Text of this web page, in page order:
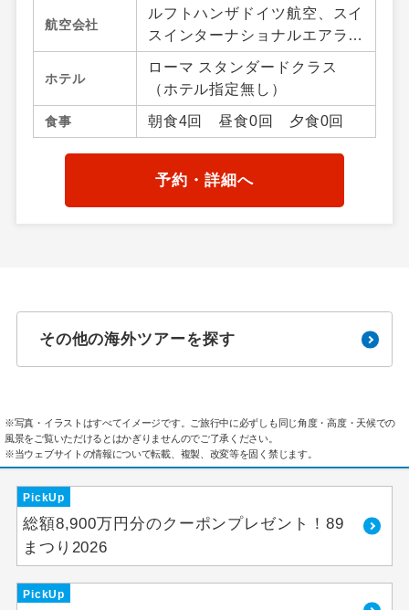
航空会社
ルフトハンザドイツ航空、スイ
スインターナショナルエアライ
ンズ、オーストリア航空
ホテル
ローマ スタンダードクラス
（ホテル指定無し）
食事 朝食4回 昼食0回 夕食0回
予約・詳細へ
その他の海外ツアーを探す
※写真・イラストはすべてイメージです。ご旅行中に必ずしも同じ角度・高度・天候での
風景をご覧いただけるとはかぎりませんのでご了承ください。
※当ウェブサイトの情報について転載、複製、改変等を固く禁じます。
PickUp
総額8,900万円分のクーポンプレゼント！89
まつり2026
PickUp